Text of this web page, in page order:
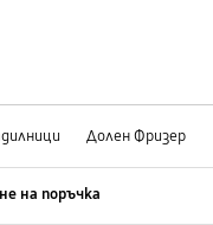
Долен Фризер
на поръчка